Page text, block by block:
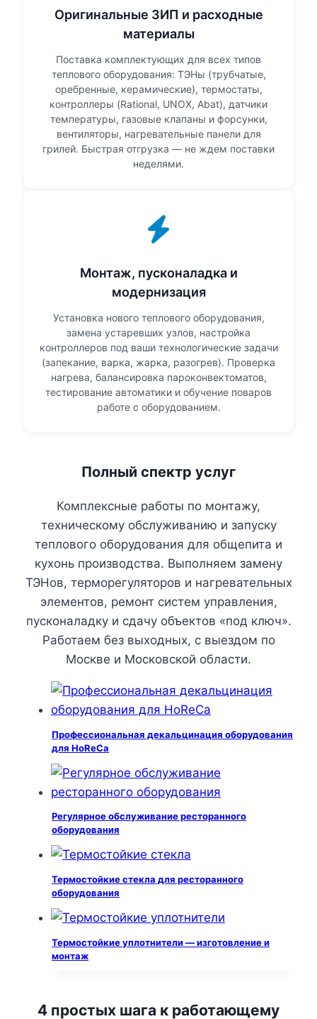
Оригинальные ЗИП и расходные
материалы
Поставка комплектующих для всех типов
теплового оборудования: ТЭНы (трубчатые,
оребренные, керамические), термостаты,
контроллеры (Rational, UNOX, Abat), датчики
температуры, газовые клапаны и форсунки,
вентиляторы, нагревательные панели для
грилей. Быстрая отгрузка — не ждем поставки
неделями.
Монтаж, пусконаладка и
модернизация
Установка нового теплового оборудования,
замена устаревших узлов, настройка
контроллеров под ваши технологические задачи
(запекание, варка, жарка, разогрев). Проверка
нагрева, балансировка пароконвектоматов,
тестирование автоматики и обучение поваров
работе с оборудованием.
Полный спектр услуг
Комплексные работы по монтажу,
техническому обслуживанию и запуску
теплового оборудования для общепита и
кухонь производства. Выполняем замену
ТЭНов, терморегуляторов и нагревательных
элементов, ремонт систем управления,
пусконаладку и сдачу объектов «под ключ».
Работаем без выходных, с выездом по
Москве и Московской области.
Профессиональная декальцинация оборудования
для HoReCa
Регулярное обслуживание ресторанного
оборудования
Термостойкие стекла для ресторанного
оборудования
Термостойкие уплотнители — изготовление и
монтаж
4 простых шага к работающему